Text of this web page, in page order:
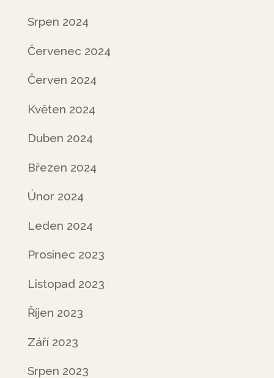
Srpen 2024
Červenec 2024
Červen 2024
Květen 2024
Duben 2024
Březen 2024
Únor 2024
Leden 2024
Prosinec 2023
Listopad 2023
Říjen 2023
Září 2023
Srpen 2023